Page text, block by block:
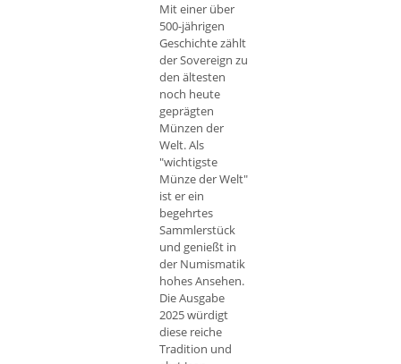
Mit einer über
500-jährigen
Geschichte zählt
der Sovereign zu
den ältesten
noch heute
geprägten
Münzen der
Welt. Als
"wichtigste
Münze der Welt"
ist er ein
begehrtes
Sammlerstück
und genießt in
der Numismatik
hohes Ansehen.
Die Ausgabe
2025 würdigt
diese reiche
Tradition und